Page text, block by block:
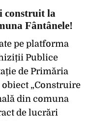
construit la
Fântânele!
pe platforma
Publice
de Primăria
„Construire
din comuna
de lucrări